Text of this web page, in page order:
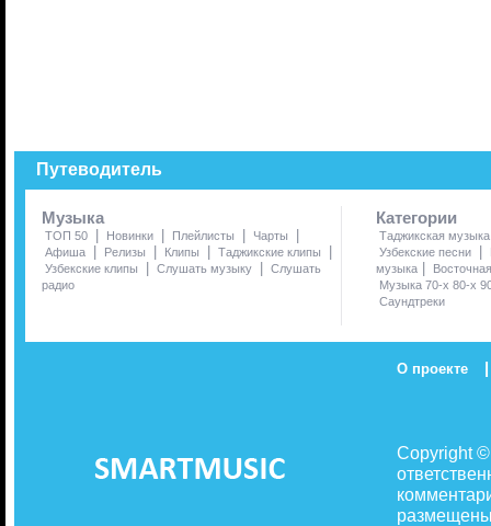
Путеводитель
Музыка
ТОП 50 | Новинки | Плейлисты | Чарты |
Афиша | Релизы | Клипы | Таджикские клипы |
Узбекские клипы | Слушать музыку | Слушать
радио
Категории
Таджикская музыка
Узбекские песни
|
музыка |
Музыка 70-х 80-х
Саундтреки
О проекте |
Copyright
размещены